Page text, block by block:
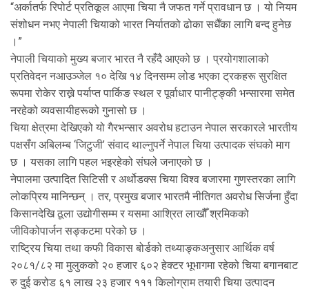
“अर्कातर्फ रिपोर्ट प्रतिकूल आएमा चिया नै जफत गर्ने प्रावधान छ । यो नियम
संशोधन नभए नेपाली चियाको भारत निर्यातको ढोका सधैँका लागि बन्द हुनेछ
।”
नेपाली चियाको मुख्य बजार भारत नै रहँदै आएको छ । प्रयोगशालाको
प्रतिवेदन नआउञ्जेल १० देखि १४ दिनसम्म लोड भएका ट्रकहरू सुरक्षित
रूपमा रोकेर राख्ने पर्याप्त पार्किङ स्थल र पूर्वाधार पानीट्ङ्की भन्सारमा समेत
नरहेको व्यवसायीहरूको गुनासो छ ।
चिया क्षेत्रमा देखिएको यो गैरभन्सार अवरोध हटाउन नेपाल सरकारले भारतीय
पक्षसँग अबिलम्ब ‘जिटुजी’ संवाद थाल्नुपर्ने नेपाल चिया उत्पादक संघको माग
छ । यसका लागि पहल भइरहेको संघले जनाएको छ ।
नेपालमा उत्पादित सिटिसी र अर्थोडक्स चिया विश्व बजारमा गुणस्तरका लागि
लोकप्रिय मानिन्छन् । तर, प्रमुख बजार भारतमै नीतिगत अवरोध सिर्जना हुँदा
किसानदेखि ठूला उद्योगीसम्म र यसमा आश्रित लाखौँ श्रमिकको
जीविकोपार्जन सङ्कटमा परेको छ ।
राष्ट्रिय चिया तथा कफी विकास बोर्डको तथ्याङ्कअनुसार आर्थिक वर्ष
२०८१/८२ मा मुलुकको २० हजार ६०२ हेक्टर भूभागमा रहेको चिया बगानबाट
रु दुई करोड ६१ लाख २३ हजार १११ किलोग्राम तयारी चिया उत्पादन